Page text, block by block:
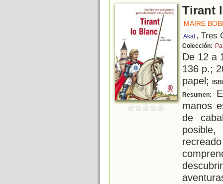
Tirant
MAIRE
Akal , Tres
Colección:
De 12 a
136 p.;
papel;
Resumen:
manos
de